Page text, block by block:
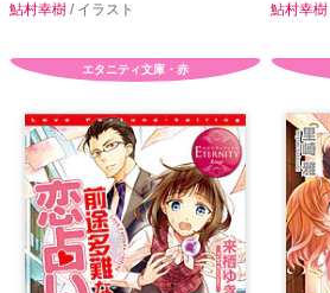
鮎村幸樹 / イラスト
鮎村幸樹
エタニティ文庫・赤